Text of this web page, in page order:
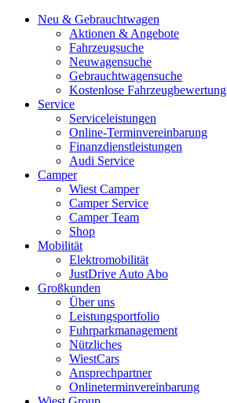
Neu & Gebrauchtwagen
Aktionen & Angebote
Fahrzeugsuche
Neuwagensuche
Gebrauchtwagensuche
Kostenlose Fahrzeugbewertung
Service
Serviceleistungen
Online-Terminvereinbarung
Finanzdienstleistungen
Audi Service
Camper
Wiest Camper
Camper Service
Camper Team
Shop
Mobilität
Elektromobilität
JustDrive Auto Abo
Großkunden
Über uns
Leistungsportfolio
Fuhrparkmanagement
Nützliches
WiestCars
Ansprechpartner
Onlineterminvereinbarung